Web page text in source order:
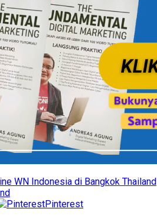
WN Indonesia di Bangkok Thailand
Pinterest